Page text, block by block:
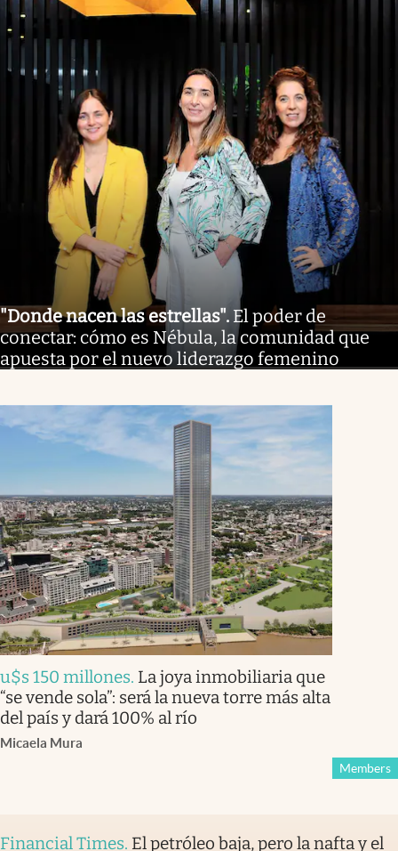
"Donde nacen las estrellas". El poder de
conectar: cómo es Nébula, la comunidad que
apuesta por el nuevo liderazgo femenino
u$s 150 millones. La joya inmobiliaria que
“se vende sola”: será la nueva torre más alta
del país y dará 100% al río
Micaela Mura
Members
Financial Times. El petróleo baja, pero la nafta y el